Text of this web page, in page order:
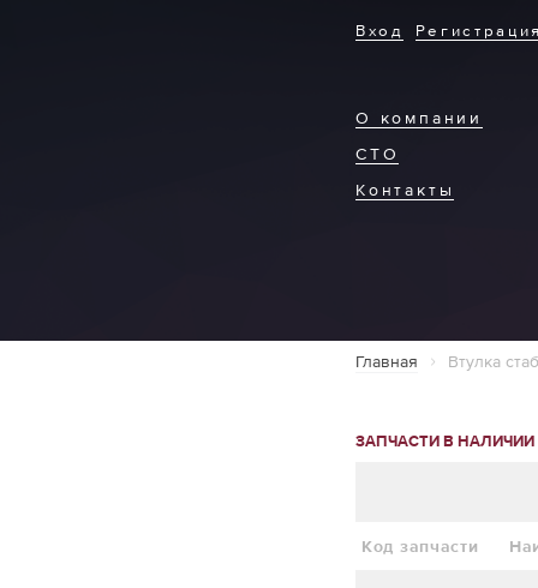
О компании
СТО
Контакты
Вход
Главная Втулка
ЗАПЧАСТИ В НАЛИЧИИ
Код запчасти